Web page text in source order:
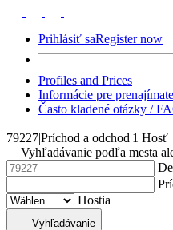
Prihlásiť saRegister now
Profiles and Prices
Informácie pre
Často kladené otázky /
79227|Príchod a odchod|1 Hosť
Vyhľadávanie podľa mesta
Hostia
Vyhľadávanie